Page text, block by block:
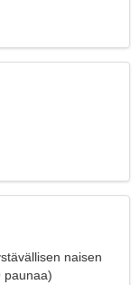
naisen
paunaa)